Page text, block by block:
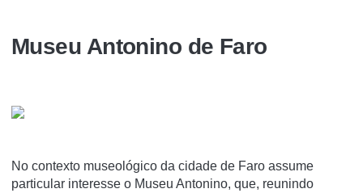
Museu Antonino de Faro
No contexto museológico da cidade de Faro assume
particular interesse o Museu Antonino, que, reunindo